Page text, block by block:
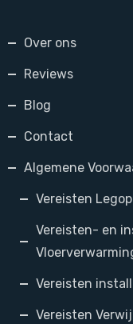
Over ons
Reviews
Blog
Contact
Algemene
Vereisten
Vereisten- en
Vereisten
Vereisten